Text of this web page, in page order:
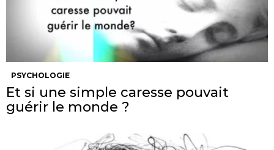
PSYCHOLOGIE
Et si une simple caresse pouvait
guérir le monde ?